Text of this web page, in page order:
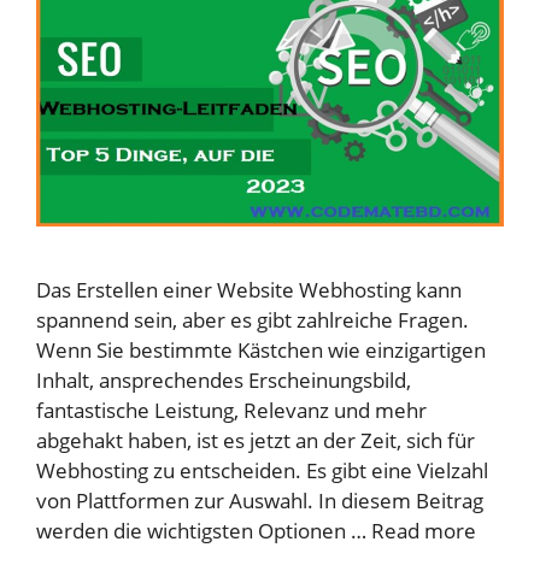
Das Erstellen einer Website Webhosting kann
spannend sein, aber es gibt zahlreiche Fragen.
Wenn Sie bestimmte Kästchen wie einzigartigen
Inhalt, ansprechendes Erscheinungsbild,
fantastische Leistung, Relevanz und mehr
abgehakt haben, ist es jetzt an der Zeit, sich für
Webhosting zu entscheiden. Es gibt eine Vielzahl
von Plattformen zur Auswahl. In diesem Beitrag
werden die wichtigsten Optionen … Read more